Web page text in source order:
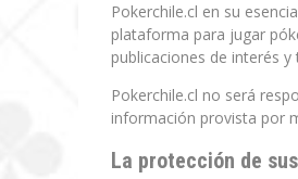
Pokerchile.cl en su
plataforma para jugar
publicaciones de interés
Pokerchile.cl no será
información provista por
La protección de